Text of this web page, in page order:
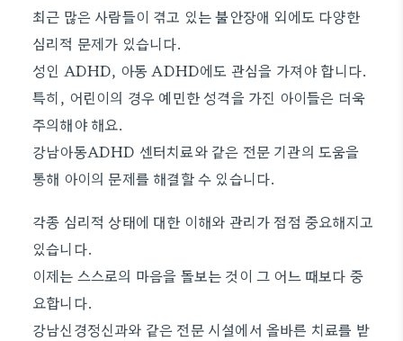
최근 많은 사람들이 겪고 있는 불안장애 외에도 다양한
심리적 문제가 있습니다.
성인 ADHD, 아동 ADHD에도 관심을 가져야 합니다.
특히, 어린이의 경우 예민한 성격을 가진 아이들은 더욱
주의해야 해요.
강남아동ADHD 센터치료와 같은 전문 기관의 도움을
통해 아이의 문제를 해결할 수 있습니다.
각종 심리적 상태에 대한 이해와 관리가 점점 중요해지고
있습니다.
이제는 스스로의 마음을 돌보는 것이 그 어느 때보다 중
요합니다.
강남신경정신과와 같은 전문 시설에서 올바른 치료를 받